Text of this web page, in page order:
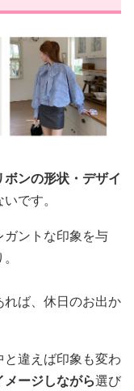
ボンの形状・デザイ
です。
ントな印象を与
ば、休日のお出か
違えば印象も変わ
ージしながら選び